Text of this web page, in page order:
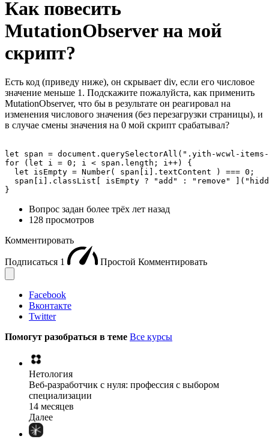
Как повесить
MutationObserver на мой
скрипт?
Есть код (приведу ниже), он скрывает div, если его числовое
значение меньше 1. Подскажите пожалуйста, как применить
MutationObserver, что бы в результате он реагировал на
изменения числового значения (без перезагрузки страницы), и
в случае смены значения на 0 мой скрипт срабатывал?
let span = document.querySelectorAll(".yith-wcwl-
for (let i = 0; i < span.length; i++) {
  let isEmpty = Number( span[i].textContent ) === 0;
span[i].classList[ isEmpty ? "add" : "remove"
}
Вопрос задан более трёх лет назад
128 просмотров
Комментировать
Подписаться 1 Простой Комментировать
Facebook
Вконтакте
Twitter
Помогут разобраться в теме Все курсы
Нетология
Веб-разработчик с нуля: профессия с выбором
специализации
14 месяцев
Далее